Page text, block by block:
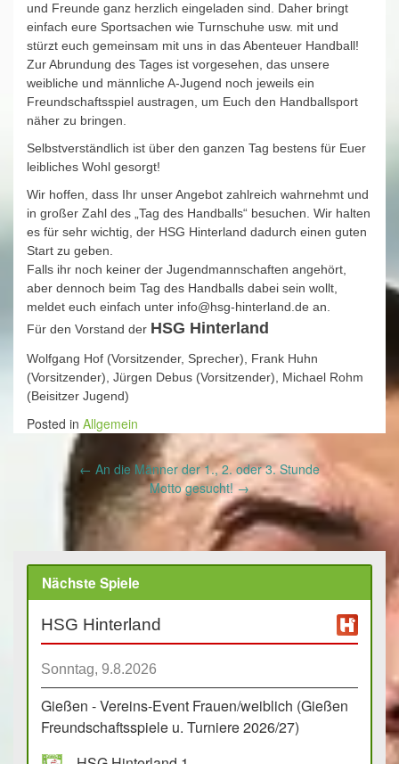
und Freunde ganz herzlich eingeladen sind. Daher bringt
einfach eure Sportsachen wie Turnschuhe usw. mit und
stürzt euch gemeinsam mit uns in das Abenteuer Handball!
Zur Abrundung des Tages ist vorgesehen, das unsere
weibliche und männliche A-Jugend noch jeweils ein
Freundschaftsspiel austragen, um Euch den Handballsport
näher zu bringen.
Selbstverständlich ist über den ganzen Tag bestens für Euer
leibliches Wohl gesorgt!
Wir hoffen, dass Ihr unser Angebot zahlreich wahrnehmt und
in großer Zahl des „Tag des Handballs“ besuchen. Wir halten
es für sehr wichtig, der HSG Hinterland dadurch einen guten
Start zu geben.
Falls ihr noch keiner der Jugendmannschaften angehört,
aber dennoch beim Tag des Handballs dabei sein wollt,
meldet euch einfach unter info@hsg-hinterland.de an.
Für den Vorstand der HSG Hinterland
Wolfgang Hof (Vorsitzender, Sprecher), Frank Huhn
(Vorsitzender), Jürgen Debus (Vorsitzender), Michael Rohm
(Beisitzer Jugend)
Posted in Allgemein
navigation
← An die Männer der 1., 2. oder 3. Stunde
Motto gesucht! →
Nächste Spiele
HSG Hinterland
Sonntag, 9.8.2026
Gießen - Vereins-Event Frauen/weiblich (Gießen
Freundschaftsspiele u. Turniere 2026/27)